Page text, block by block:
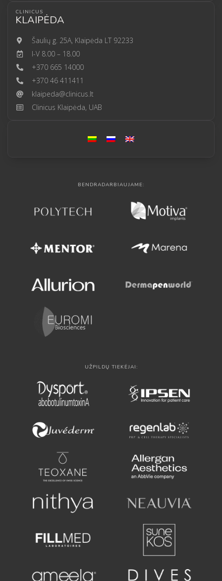
CLINICUS
KLAIPĖDA
Šaulių g. 25A, Klaipėda LT 92233
I-V 8.00 – 18.00
+370 665 14000
+370 46 411411
klaipeda@clinicus.lt
Clinicus Klaipėda, UAB
BENDRADARBIAUJAME:
UŽPILDŲ TIEKĖJAI: